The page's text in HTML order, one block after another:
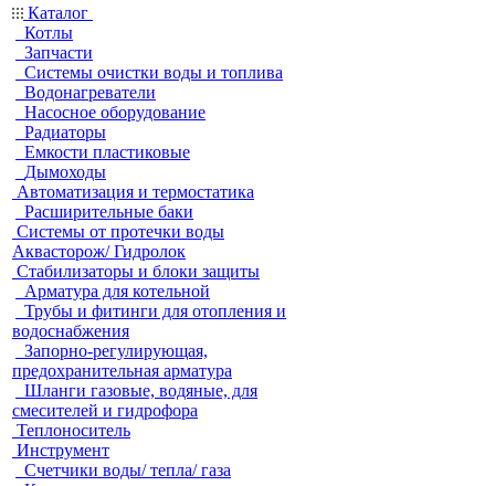
Каталог
Котлы
Запчасти
Системы очистки воды и топлива
Водонагреватели
Насосное оборудование
Радиаторы
Емкости пластиковые
Дымоходы
Автоматизация и термостатика
Расширительные баки
Системы от протечки воды
Аквасторож/ Гидролок
Стабилизаторы и блоки защиты
Арматура для котельной
Трубы и фитинги для отопления и
водоснабжения
Запорно-регулирующая,
предохранительная арматура
Шланги газовые, водяные, для
смесителей и гидрофора
Теплоноситель
Инструмент
Счетчики воды/ тепла/ газа